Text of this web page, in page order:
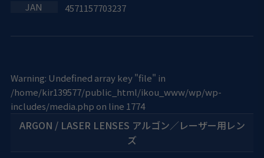
4571157703237
Warning: Undefined array key "file" in
/home/kir139577/public_html/ikou_www/wp/wp-
includes/media.php on line 1774
ARGON / LASER LENSES アルゴン／レーザー用レン
ズ